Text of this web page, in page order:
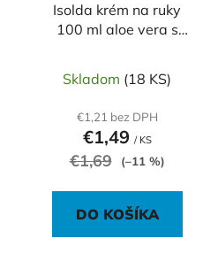
Isolda krém na ruky
100 ml aloe vera s
Skladom (18 KS)
€1,21 bez DPH
€1,49 / KS
€1,69 (–11 %)
DO KOŠÍKA